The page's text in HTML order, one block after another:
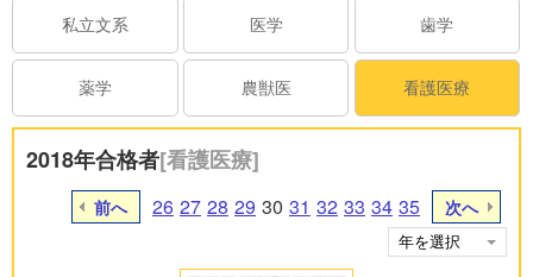
私立文系 医学 歯学
薬学 農獣医 看護医療
2018年合格者[看護医療]
前へ 26 27 28 29 30 31 32 33 34 35 次へ